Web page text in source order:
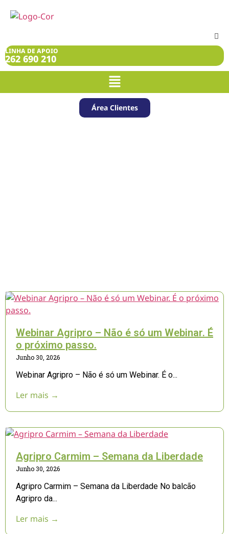
LINHA DE APOIO
262 690 210
Área Clientes
Webinar Agripro – Não é só um Webinar. É
o próximo passo.
Junho 30, 2026
Webinar Agripro – Não é só um Webinar. É o...
Ler mais →
Agripro Carmim – Semana da Liberdade
Junho 30, 2026
Agripro Carmim – Semana da Liberdade No balcão
Agripro da...
Ler mais →